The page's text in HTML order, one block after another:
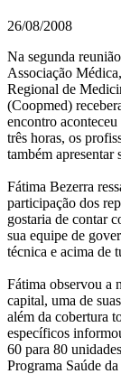
26/08/2008
Na segunda
Associação
Regional de
(Coopmed)
encontro
três horas, os
também apresentar
Fátima Bezerra
participação dos
gostaria de contar
sua equipe de
técnica e acima de
Fátima observou a
capital, uma de
além da cobertura
específicos
60 para 80
Programa Saúde